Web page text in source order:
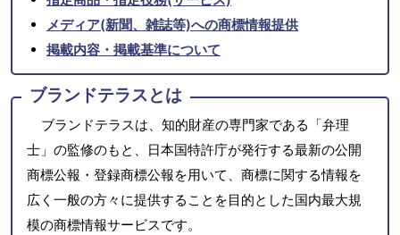
メディア(新聞、雑誌等)への商標情報提供
掲載内容・掲載基準について
ブランドテラスとは
ブランドテラスは、知的財産の専門家である「弁理
士」の監修のもと、日本国特許庁が発行する最新の公開
商標公報・登録商標公報を用いて、商標に関する情報を
広く一般の方々に提供することを目的とした国内最大規
模の商標情報サービスです。